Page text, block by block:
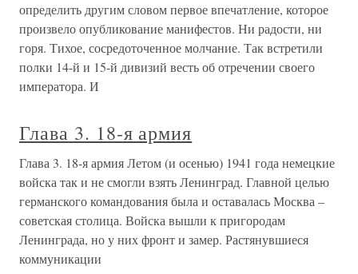
определить другим словом первое впечатление, которое
произвело опубликование манифестов. Ни радости, ни
горя. Тихое, сосредоточенное молчание. Так встретили
полки 14-й и 15-й дивизий весть об отречении своего
императора. И
Глава 3. 18-я армия
Глава 3. 18-я армия Летом (и осенью) 1941 года немецкие
войска так и не смогли взять Ленинград. Главной целью
германского командования была и оставалась Москва –
советская столица. Войска вышли к пригородам
Ленинграда, но у них фронт и замер. Растянувшиеся
коммуникации